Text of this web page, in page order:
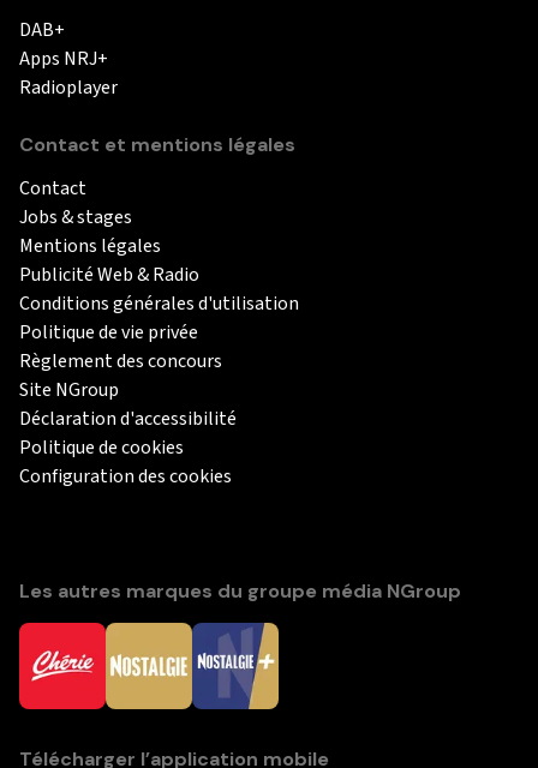
DAB+
Apps NRJ+
Radioplayer
Contact et mentions légales
Contact
Jobs & stages
Mentions légales
Publicité Web & Radio
Conditions générales d'utilisation
Politique de vie privée
Règlement des concours
Site NGroup
Déclaration d'accessibilité
Politique de cookies
Configuration des cookies
Les autres marques du groupe média NGroup
Télécharger l’application mobile